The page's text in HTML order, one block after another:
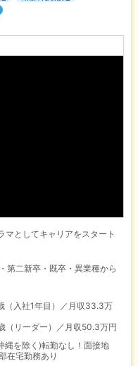
マとしてキャリアをスタート
第二新卒・既卒・異業種から
（入社1年目）／月収33.3万
（リーダー）／月収50.3万円
縄を除く)転勤なし！面接地
在宅勤務あり